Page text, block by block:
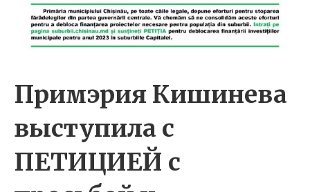
Примэрия Кишинева
выступила с
ПЕТИЦИЕЙ с